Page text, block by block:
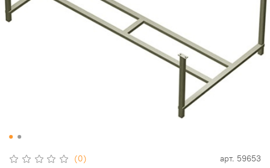
(0) арт. 59653